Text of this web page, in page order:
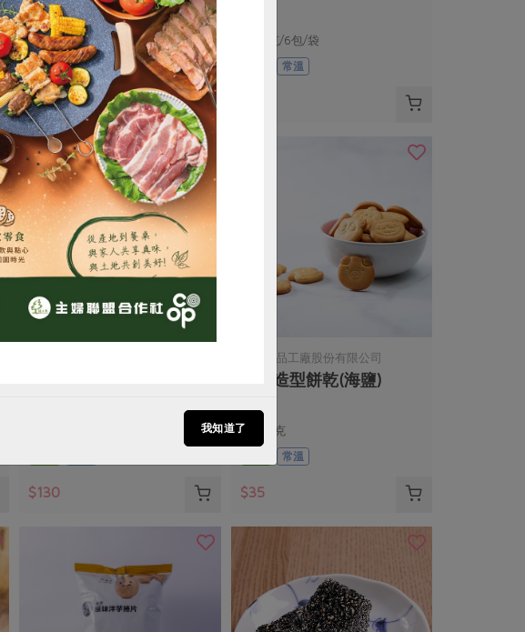
170公克(含固形物110公克)
全素
常溫
$85
60公克/6包/袋
常溫
$130
鴻福食品工廠股份有限公司
動物造型餅乾(海鹽)
100公克
常溫
$35
食安 共同購買
我知道了